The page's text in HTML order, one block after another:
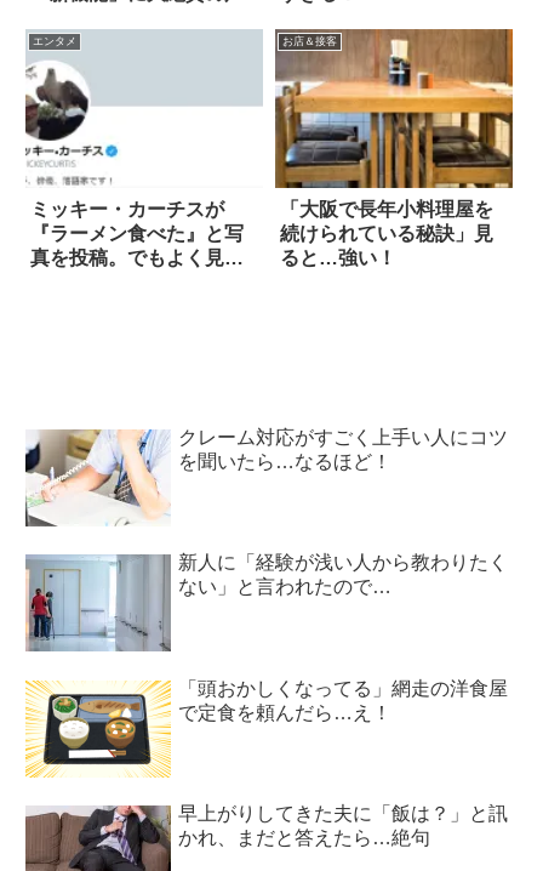
エンタメ
ミッキー・カーチスが
『ラーメン食べた』と写
真を投稿。でもよく見る
お店＆接客
「大阪で長年小料理屋を
続けられている秘訣」見
ると…強い！
クレーム対応がすごく上手い人にコツ
を聞いたら…なるほど！
新人に「経験が浅い人から教わりたく
ない」と言われたので…
「頭おかしくなってる」網走の洋食屋
で定食を頼んだら…え！
早上がりしてきた夫に「飯は？」と訊
かれ、まだと答えたら…絶句